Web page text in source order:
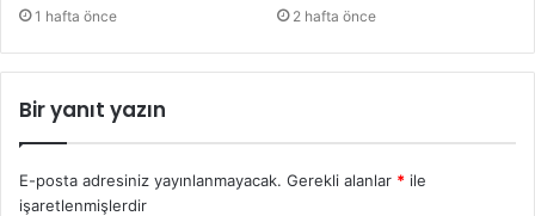
1 hafta önce 2 hafta önce
Bir yanıt yazın
E-posta adresiniz yayınlanmayacak. Gerekli alanlar * ile
işaretlenmişlerdir